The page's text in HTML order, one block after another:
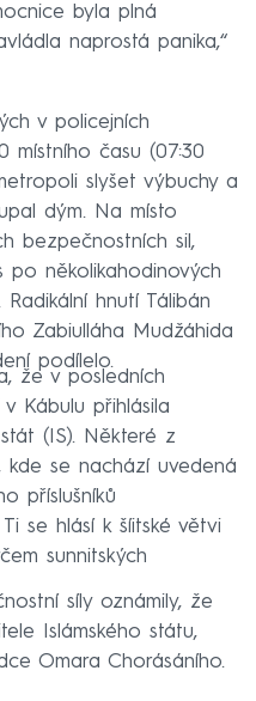
byla plná
naprostá panika,“
v policejních
místního času (07:30
slyšet výbuchy a
dým. Na místo
bezpečnostních sil,
po několikahodinových
hnutí Tálibán
Zabiulláha Mudžáhida
podílelo.
že v posledních
Kábulu přihlásila
(IS). Některé z
se nachází uvedená
příslušníků
se hlásí k šíitské větvi
sunnitských
síly oznámily, že
Islámského státu,
Omara Chorásáního.